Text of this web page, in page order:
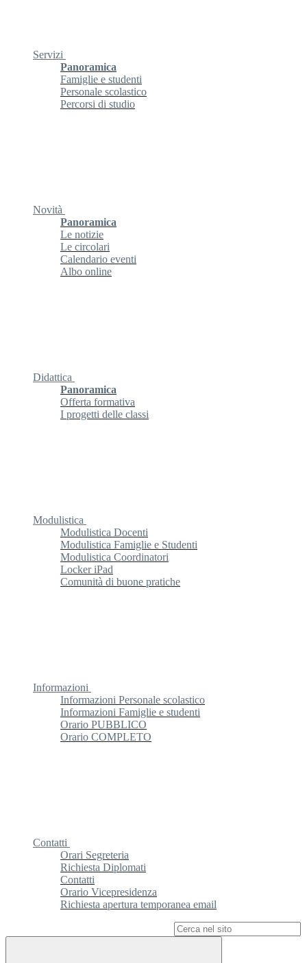
Servizi
Panoramica
Famiglie e studenti
Personale scolastico
Percorsi di studio
Novità
Panoramica
Le notizie
Le circolari
Calendario eventi
Albo online
Didattica
Panoramica
Offerta formativa
I progetti delle classi
Modulistica
Modulistica Docenti
Modulistica Famiglie e Studenti
Modulistica Coordinatori
Locker iPad
Comunità di buone pratiche
Informazioni
Informazioni Personale scolastico
Informazioni Famiglie e studenti
Orario PUBBLICO
Orario COMPLETO
Contatti
Orari Segreteria
Richiesta Diplomati
Contatti
Orario Vicepresidenza
Richiesta apertura temporanea email